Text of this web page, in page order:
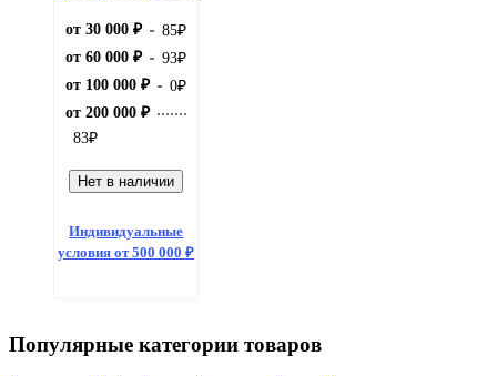
от 30 000 ₽ 85₽
от 60 000 ₽
93₽
от 100 000 ₽
0₽
от 200 000 ₽
83₽
Нет в наличии
Индивидуальные
условия от 500 000 ₽
Популярные категории товаров